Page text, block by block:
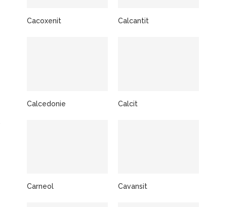
Cacoxenit Calcantit
Calcedonie Calcit
Carneol Cavansit